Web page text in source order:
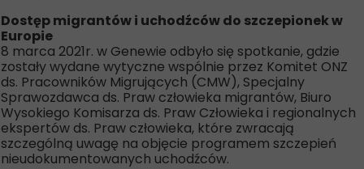
Dostęp migrantów i uchodźców do szczepionek w
Europie
8 marca 2021r. w Genewie odbyło się spotkanie, gdzie
zostały wydane wytyczne wspólnie przez Komitet ONZ
ds. Pracowników Migrujących (CMW), Specjalny
Sprawozdawca ds. Praw człowieka migrantów, Biuro
Wysokiego Komisarza ds. Praw Człowieka i regionalnych
ekspertów ds. Praw człowieka, które zwracają
szczególną uwagę na objęcie programem szczepień
nieudokumentowanych uchodźców.